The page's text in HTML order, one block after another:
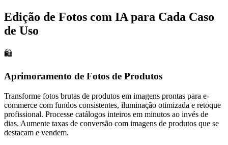
Edição de Fotos com IA para Cada Caso
de Uso
🛍️
Aprimoramento de Fotos de Produtos
Transforme fotos brutas de produtos em imagens prontas para e-
commerce com fundos consistentes, iluminação otimizada e retoque
profissional. Processe catálogos inteiros em minutos ao invés de
dias. Aumente taxas de conversão com imagens de produtos que se
destacam e vendem.